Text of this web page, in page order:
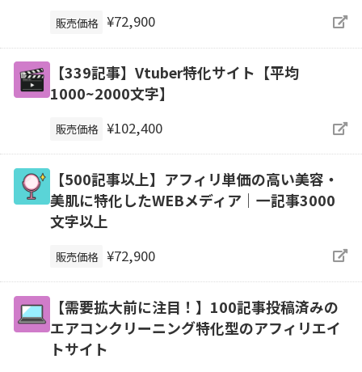
販売価格 ¥72,900
【339記事】Vtuber特化サイト【平均
1000~2000文字】
販売価格 ¥102,400
【500記事以上】アフィリ単価の高い美容・
美肌に特化したWEBメディア｜一記事3000
文字以上
販売価格 ¥72,900
【需要拡大前に注目！】100記事投稿済みの
エアコンクリーニング特化型のアフィリエイ
トサイト